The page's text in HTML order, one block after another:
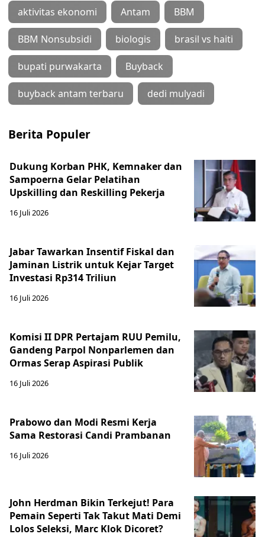
aktivitas ekonomi Antam BBM
BBM Nonsubsidi biologis brasil vs haiti
bupati purwakarta Buyback
buyback antam terbaru dedi mulyadi
Berita Populer
Dukung Korban PHK, Kemnaker dan
Sampoerna Gelar Pelatihan
Upskilling dan Reskilling Pekerja
16 Juli 2026
Jabar Tawarkan Insentif Fiskal dan
Jaminan Listrik untuk Kejar Target
Investasi Rp314 Triliun
16 Juli 2026
Komisi II DPR Pertajam RUU Pemilu,
Gandeng Parpol Nonparlemen dan
Ormas Serap Aspirasi Publik
16 Juli 2026
Prabowo dan Modi Resmi Kerja
Sama Restorasi Candi Prambanan
16 Juli 2026
John Herdman Bikin Terkejut! Para
Pemain Seperti Tak Takut Mati Demi
Lolos Seleksi, Marc Klok Dicoret?